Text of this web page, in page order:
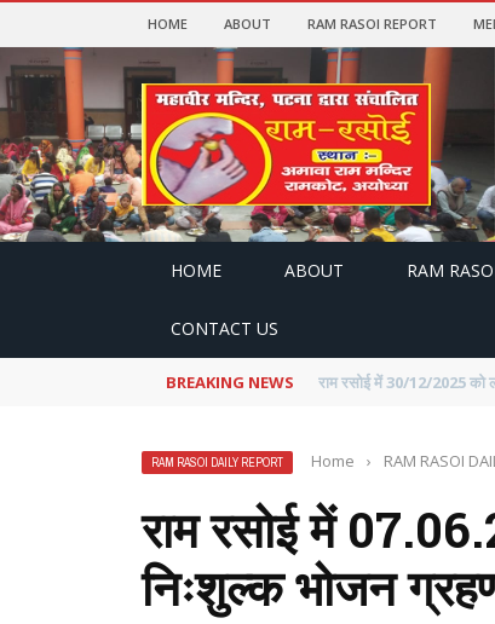
HOME ABOUT RAM RASOI REPORT
HOME ABOUT RAM
CONTACT US
BREAKING NEWS राम रसोई में 30.11.2025 को
RAM RASOI DAILY REPORT Home › RAM RASOI
राम रसोई में
निःशुल्क भोजन